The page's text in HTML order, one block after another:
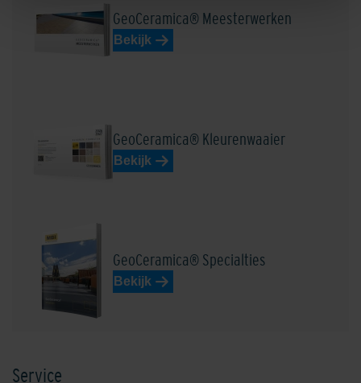
GeoCeramica® Meesterwerken
Bekijk
GeoCeramica® Kleurenwaaier
Bekijk
GeoCeramica® Specialties
Bekijk
Service